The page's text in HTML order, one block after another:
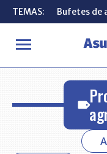
TEMAS: Bufetes de
INICIO Productos
TEMAS: Bufetes de